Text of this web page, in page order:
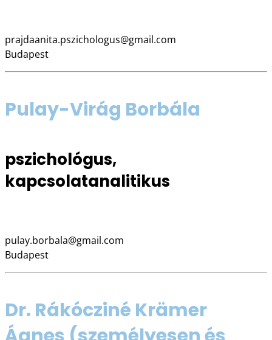
prajdaanita.pszichologus@gmail.com
Budapest
Pulay-Virág Borbála
pszichológus,
kapcsolatanalitikus
pulay.borbala@gmail.com
Budapest
Dr. Rákócziné Krämer